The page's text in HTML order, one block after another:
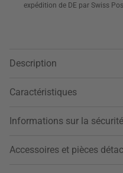
expédition de DE par Swiss
Description
Caractéristiques
Informations sur la
Accessoires et pièces